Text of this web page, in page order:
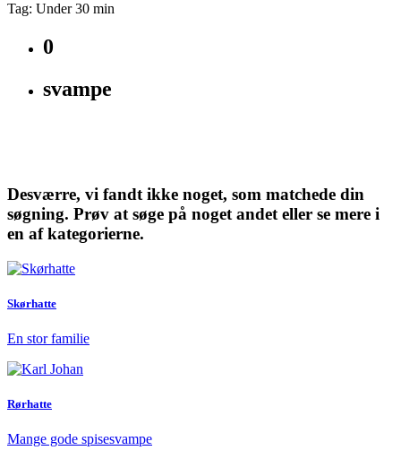
Tag: Under 30 min
0
svampe
Desværre, vi fandt ikke noget, som matchede din
søgning. Prøv at søge på noget andet eller se mere i
en af kategorierne.
Skørhatte
En stor familie
Rørhatte
Mange gode spisesvampe